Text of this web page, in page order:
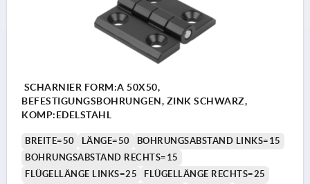
SCHARNIER FORM:A 50X50,
BEFESTIGUNGSBOHRUNGEN, ZINK SCHWARZ,
KOMP:EDELSTAHL
BREITE=50 LÄNGE=50
BOHRUNGSABSTAND LINKS=15
BOHRUNGSABSTAND RECHTS=15
FLÜGELLÄNGE LINKS=25
FLÜGELLÄNGE RECHTS=25